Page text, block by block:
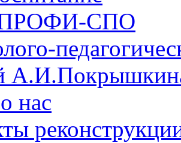
СПО
нас